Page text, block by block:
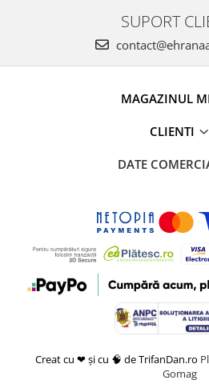
SUPORT
MAGAZINUL
CLIENTI
DATE
Creat cu ❤ și cu 🧠 de TrifanDan.ro
Gomag